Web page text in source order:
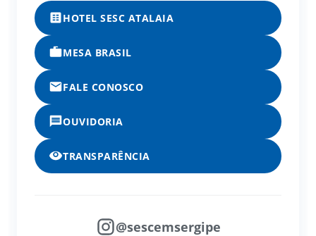
HOTEL SESC ATALAIA
MESA BRASIL
FALE CONOSCO
OUVIDORIA
TRANSPARÊNCIA
@sescemsergipe